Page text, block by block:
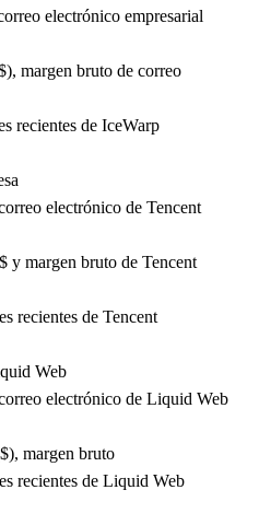
electrónico empresarial
margen bruto de correo
recientes de IceWarp
electrónico de Tencent
y margen bruto de Tencent
recientes de Tencent
Web
electrónico de Liquid Web
margen bruto
recientes de Liquid Web